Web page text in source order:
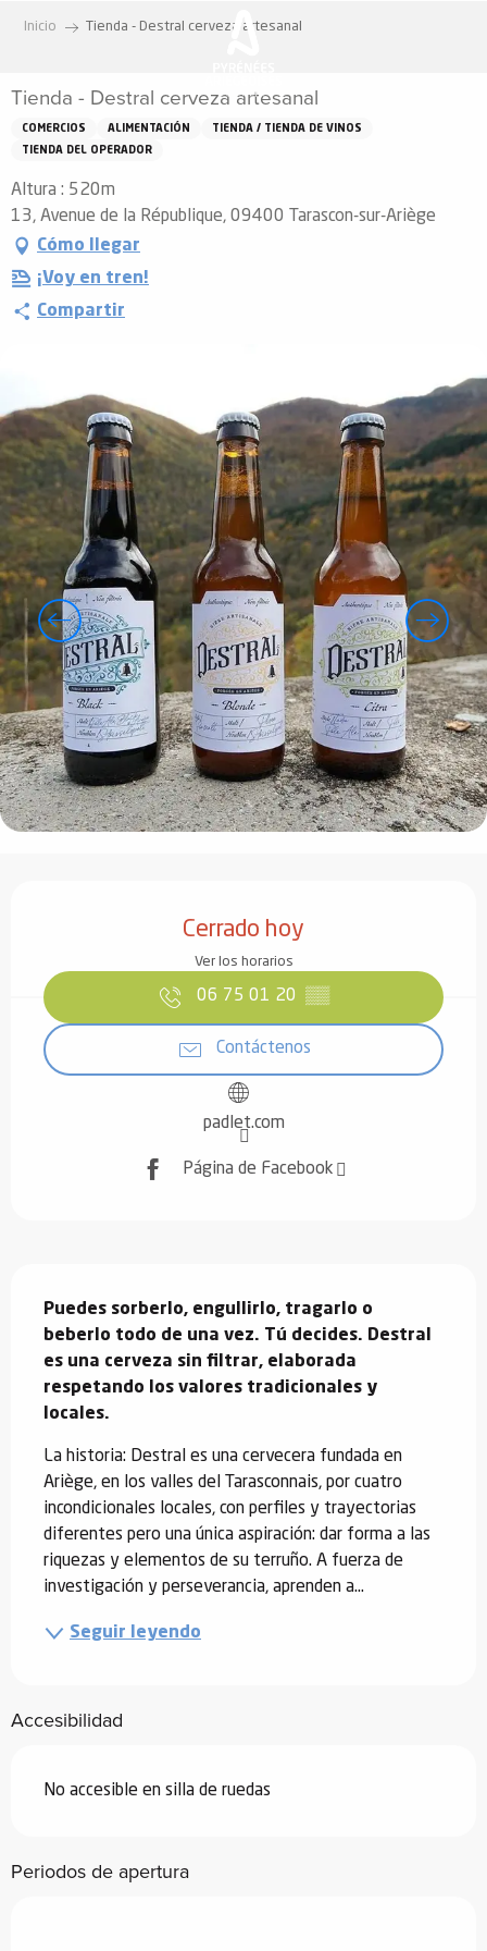
principal
Inicio Tienda - Destral cerveza artesanal
Tienda - Destral cerveza artesanal
COMERCIOS ALIMENTACIÓN
TIENDA / TIENDA DE VINOS
TIENDA DEL OPERADOR
Altura : 520m
13, Avenue de la République, 09400 Tarascon-sur-Ariège
Cómo llegar
¡Voy en tren!
Compartir
Cerrado hoy
Ver los horarios
06 75 01 20 ▒▒
Contáctenos
padlet.com
Página de Facebook
Puedes sorberlo, engullirlo, tragarlo o
beberlo todo de una vez. Tú decides. Destral
es una cerveza sin filtrar, elaborada
respetando los valores tradicionales y
locales.
La historia: Destral es una cervecera fundada en
Ariège, en los valles del Tarasconnais, por cuatro
incondicionales locales, con perfiles y trayectorias
diferentes pero una única aspiración: dar forma a las
riquezas y elementos de su terruño. A fuerza de
investigación y perseverancia, aprenden a...
Seguir leyendo
Accesibilidad
No accesible en silla de ruedas
Periodos de apertura